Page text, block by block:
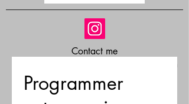
Contact me
Programmer